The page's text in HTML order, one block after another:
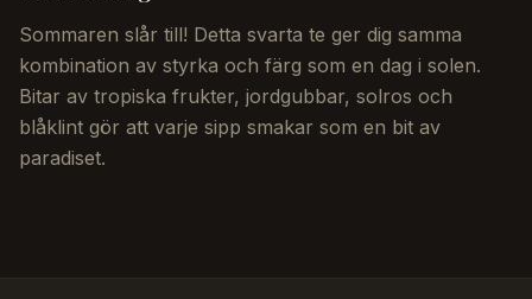
Sommaren slår till! Detta svarta te ger dig samma
kombination av styrka och färg som en dag i solen.
Bitar av tropiska frukter, jordgubbar, solros och
blåklint gör att varje sipp smakar som en bit av
paradiset.